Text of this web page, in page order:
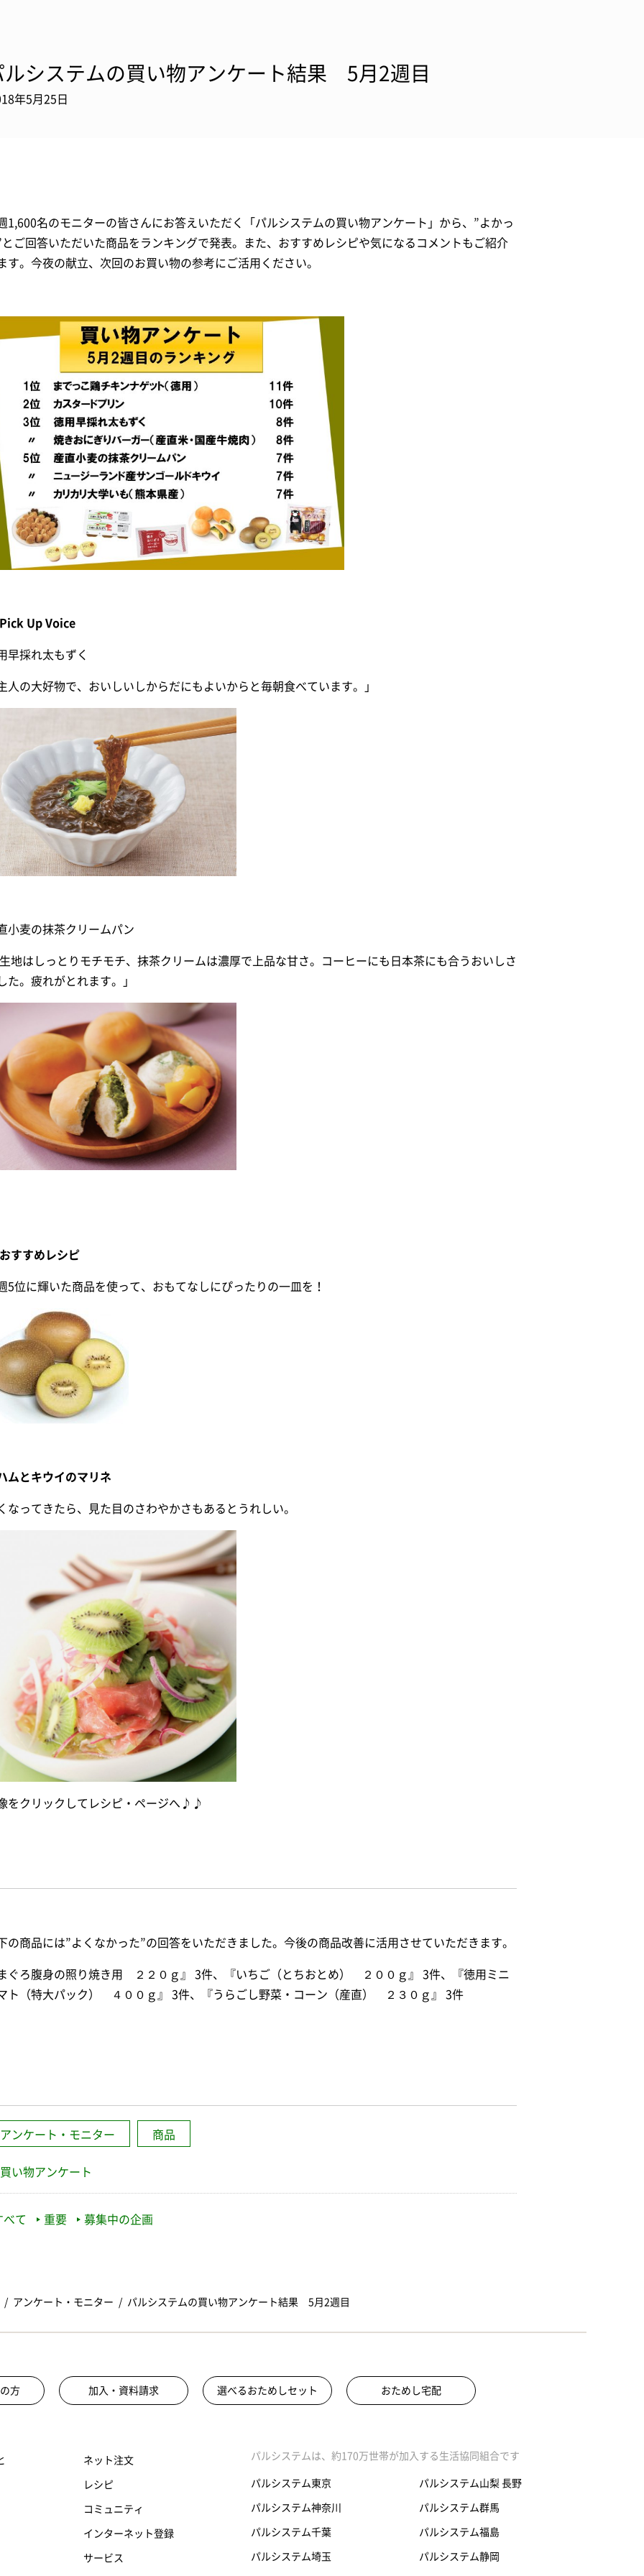
ルシステムの買い物アンケート結果 5月2週目
年5月25日
1,600名のモニターの皆さんにお答えいただく「パルシステムの買い物アンケート」から、”よかっ
とご回答いただいた商品をランキングで発表。また、おすすめレシピや気になるコメントもご紹介
す。今夜の献立、次回のお買い物の参考にご活用ください。
Up Voice
早採れ太もずく
人の大好物で、おいしいしからだにもよいからと毎朝食べています。」
小麦の抹茶クリームパン
地はしっとりモチモチ、抹茶クリームは濃厚で上品な甘さ。コーヒーにも日本茶にも合うおいしさ
た。疲れがとれます。」
すすめレシピ
5位に輝いた商品を使って、おもてなしにぴったりの一皿を！
ムとキウイのマリネ
なってきたら、見た目のさわやかさもあるとうれしい。
をクリックしてレシピ・ページへ♪♪
の商品には”よくなかった”の回答をいただきました。今後の商品改善に活用させていただきます。
ぐろ腹身の照り焼き用 ２２０ｇ』 3件、『いちご（とちおとめ） ２００ｇ』 3件、『徳用ミニ
ト（特大パック） ４００ｇ』 3件、『うらごし野菜・コーン（産直） ２３０ｇ』 3件
アンケート・モニター 商品
買い物アンケート
べて 重要 募集中の企画
アンケート・モニター パルシステムの買い物アンケート結果 5月2週目
方 加入・資料請求 選べるおためしセット おためし宅配
ネット注文
レシピ
コミュニティ
インターネット登録
サービス
パルシステムは、約170万世帯が加入する生活協同組合です
パルシステム東京
パルシステム神奈川
パルシステム千葉
パルシステム埼玉
パルシステム山梨 長野
パルシステム群馬
パルシステム福島
パルシステム静岡